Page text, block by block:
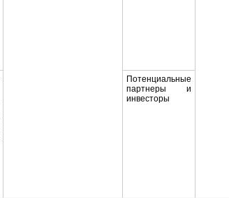
Потенциальные
партнеры и
инвесторы